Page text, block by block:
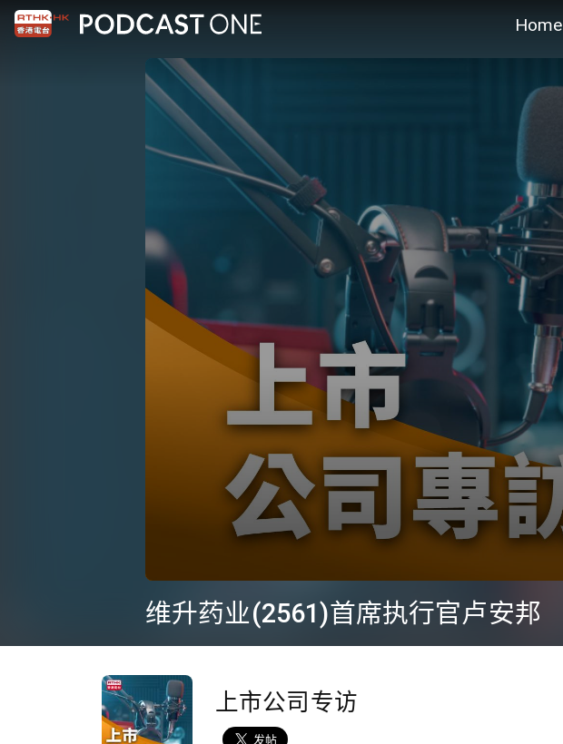
Home
seconds
of
minutes,
seconds
90%
维升药业(2561)首席执行官卢安邦
上市公司专访